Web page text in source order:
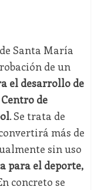
Santa María
de un
el desarrollo de
de
. Se trata de
más de
sin uso
para el deporte,
concreto se